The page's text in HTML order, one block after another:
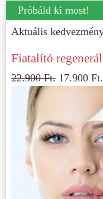
Próbáld ki most!
Aktuális
Fiatalító
22.900Ft. 17.900Ft.